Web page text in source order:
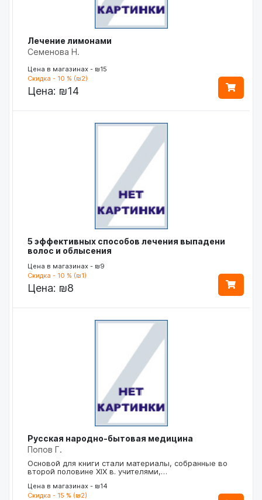
Лечение лимонами
Семенова Н.
Цена в магазинах - ₪15
Скидка - 10 % (₪2)
Цена: ₪14
5 эффективных способов лечения выпадени
волос и облысения
Цена в магазинах - ₪9
Скидка - 10 % (₪1)
Цена: ₪8
Русская народно-бытовая медицина
Попов Г.
Основой для книги стали материалы, собранные во
второй половине XIX в. учителями,…
Цена в магазинах - ₪14
Скидка - 15 % (₪2)